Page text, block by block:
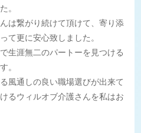
。
は繋がり続けて頂けて、寄り添
て更に安心致しました。
生涯無二のパートーを見つける
。
風通しの良い職場選びが出来て
るウィルオブ介護さんを私はお